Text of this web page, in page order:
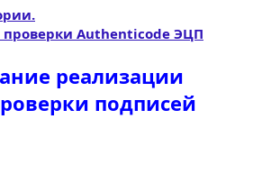
проверки Authenticode ЭЦП
реализации
подписей